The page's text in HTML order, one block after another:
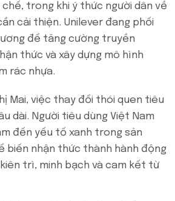
trong khi ý thức người dân về
cải thiện. Unilever đang phối
để tăng cường truyền
thức và xây dựng mô hình
rác nhựa.
Mai, việc thay đổi thói quen tiêu
dài. Người tiêu dùng Việt Nam
đến yếu tố xanh trong sản
biến nhận thức thành hành động
trì, minh bạch và cam kết từ